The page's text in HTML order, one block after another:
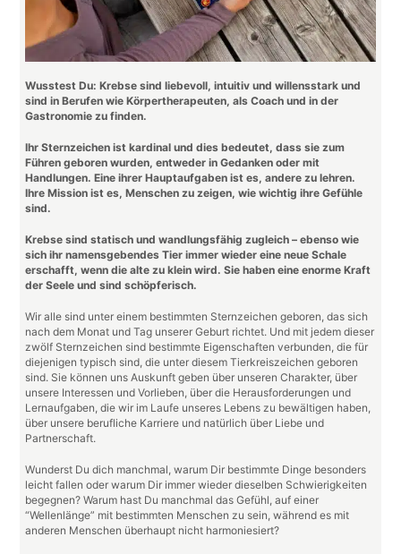
Wusstest Du: Krebse sind liebevoll, intuitiv und willensstark und
sind in Berufen wie Körpertherapeuten, als Coach und in der
Gastronomie zu finden.
Ihr Sternzeichen ist kardinal und dies bedeutet, dass sie zum
Führen geboren wurden, entweder in Gedanken oder mit
Handlungen.Eine ihrer Hauptaufgaben ist es, andere zu lehren.
Ihre Mission ist es, Menschen zu zeigen, wie wichtig ihre Gefühle
sind.
Krebse sind statisch und wandlungsfähig zugleich – ebenso wie
sich ihr namensgebendes Tier immer wieder eine neue Schale
erschafft, wenn die alte zu klein wird. Sie haben eine enorme Kraft
der Seele und sind schöpferisch.
Wir alle sind unter einem bestimmten Sternzeichen geboren, das sich
nach dem Monat und Tag unserer Geburt richtet. Und mit jedem dieser
zwölf Sternzeichen sind bestimmte Eigenschaften verbunden, die für
diejenigen typisch sind, die unter diesem Tierkreiszeichen geboren
sind. Sie können uns Auskunft geben über unseren Charakter, über
unsere Interessen und Vorlieben, über die Herausforderungen und
Lernaufgaben, die wir im Laufe unseres Lebens zu bewältigen haben,
über unsere berufliche Karriere und natürlich über Liebe und
Partnerschaft.
Wunderst Du dich manchmal, warum Dir bestimmte Dinge besonders
leicht fallen oder warum Dir immer wieder dieselben Schwierigkeiten
begegnen? Warum hast Du manchmal das Gefühl, auf einer
“Wellenlänge” mit bestimmten Menschen zu sein, während es mit
anderen Menschen überhaupt nicht harmoniesiert?